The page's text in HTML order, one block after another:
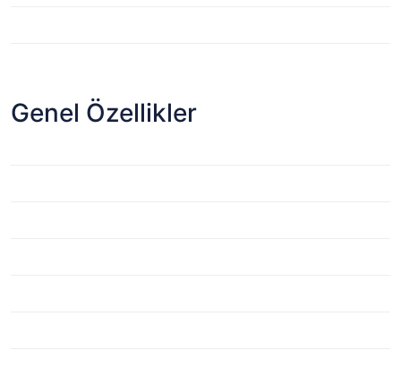
Genel Özellikler